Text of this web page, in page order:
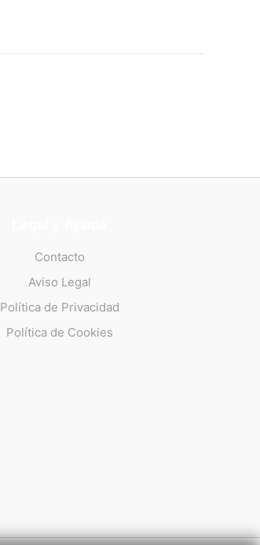
Contacto
Aviso Legal
Política de Privacidad
Política de Cookies